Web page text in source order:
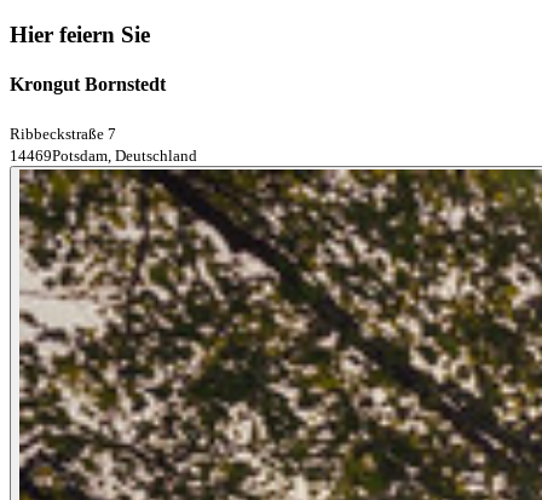
Hier feiern Sie
Krongut Bornstedt
Ribbeckstraße 7
14469Potsdam, Deutschland